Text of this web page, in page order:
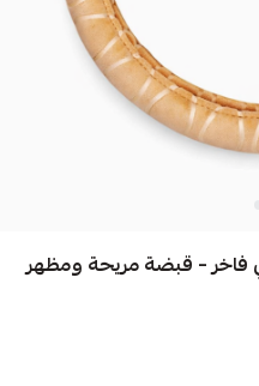
فاخر – قبضة مريحة ومظهر